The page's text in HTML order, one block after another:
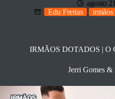
agosto
Edu Freitas
irmãos
IRMÃOS DOTADOS | O
Jerri Gomes &